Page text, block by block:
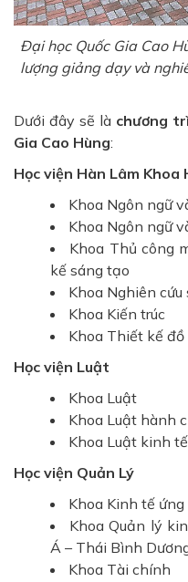
Đại học Quốc Gia Cao
lượng giảng dạy và
Dưới đây sẽ là chương
Gia Cao Hùng:
Học viện Hàn Lâm Khoa
Khoa Ngôn ngữ
Khoa Ngôn ngữ
Khoa Thủ công
kế sáng tạo
Khoa Nghiên cứu
Khoa Kiến trúc
Khoa Thiết kế
Học viện Luật
Khoa Luật
Khoa Luật hành
Khoa Luật kinh
Học viện Quản Lý
Khoa Kinh tế ứng
Khoa Quản lý
Á – Thái Bình
Khoa Tài chính